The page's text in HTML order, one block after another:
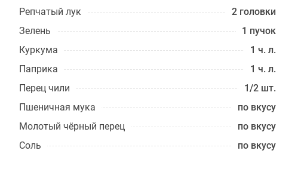
Репчатый лук
2 головки
Зелень
1 пучок
Куркума
1 ч. л.
Паприка
1 ч. л.
Перец чили
1/2 шт.
Пшеничная мука
по вкусу
Молотый чёрный перец
по вкусу
Соль
по вкусу